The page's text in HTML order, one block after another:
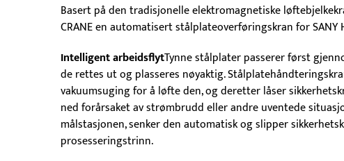
Basert på den tradisjonelle elektromagnetiske
CRANE en automatisert stålplateoverføringskran for SANY
Intelligent arbeidsflytTynne stålplater passerer først
de rettes ut og plasseres nøyaktig.
vakuumsuging for å løfte den, og deretter låser
ned forårsaket av strømbrudd eller andre uventede
målstasjonen, senker den automatisk og slipper
prosesseringstrinn.